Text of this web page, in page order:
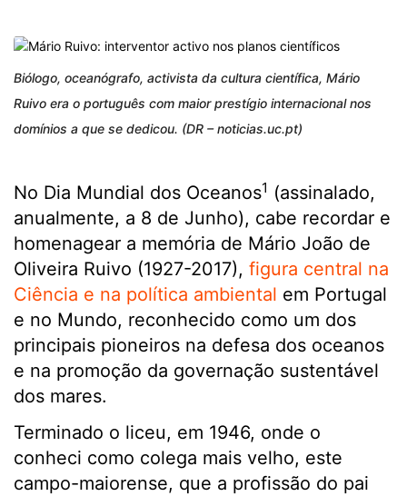
Biólogo, oceanógrafo, activista da cultura científica, Mário
Ruivo era o português com maior prestígio internacional nos
domínios a que se dedicou. (DR – noticias.uc.pt)
No Dia Mundial dos Oceanos1 (assinalado,
anualmente, a 8 de Junho), cabe recordar e
homenagear a memória de Mário João de
Oliveira Ruivo (1927-2017), figura central na
Ciência e na política ambiental em Portugal
e no Mundo, reconhecido como um dos
principais pioneiros na defesa dos oceanos
e na promoção da governação sustentável
dos mares.
Terminado o liceu, em 1946, onde o
conheci como colega mais velho, este
campo-maiorense, que a profissão do pai